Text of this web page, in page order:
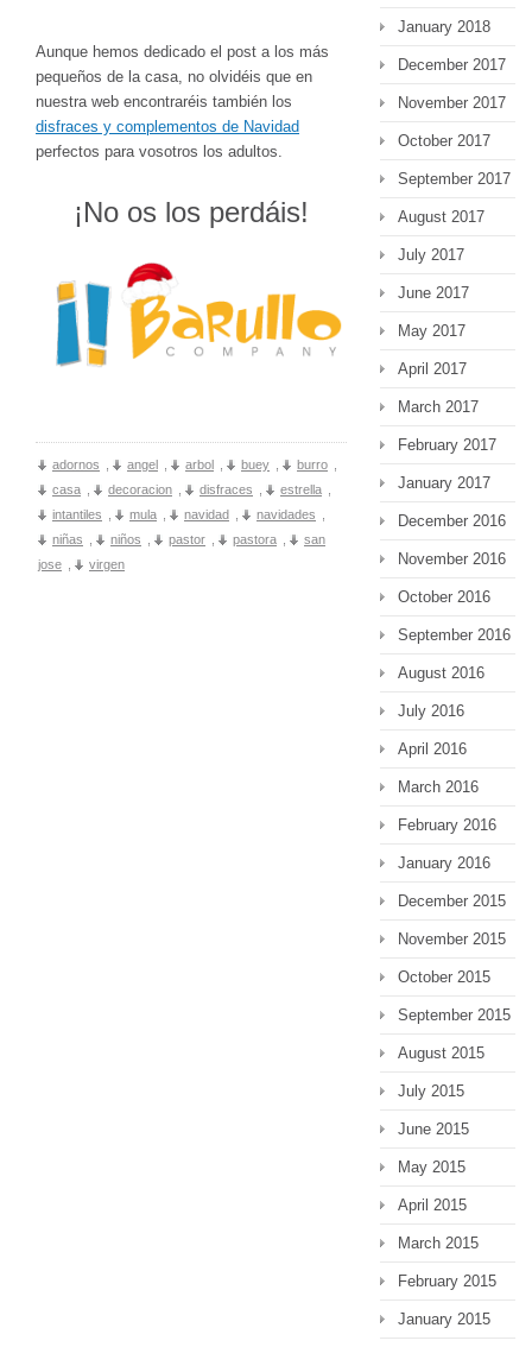
Aunque hemos dedicado el post a los más
pequeños de la casa, no olvidéis que en
nuestra web encontraréis también los
disfraces y complementos de Navidad
perfectos para vosotros los adultos.
¡No os los perdáis!
adornos angel arbol buey burro
casa
decoracion disfraces estrella
intantiles
mula navidad navidades
niñas
niños pastor pastora
san
jose
virgen
January 2018
December 2017
November 2017
October 2017
September 2017
August 2017
July 2017
June 2017
May 2017
April 2017
March 2017
February 2017
January 2017
December 2016
November 2016
October 2016
September 2016
August 2016
July 2016
April 2016
March 2016
February 2016
January 2016
December 2015
November 2015
October 2015
September 2015
August 2015
July 2015
June 2015
May 2015
April 2015
March 2015
February 2015
January 2015